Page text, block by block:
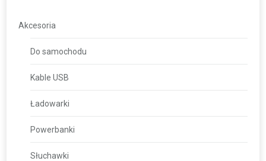
Akcesoria
Do samochodu
Kable USB
Ładowarki
Powerbanki
Słuchawki